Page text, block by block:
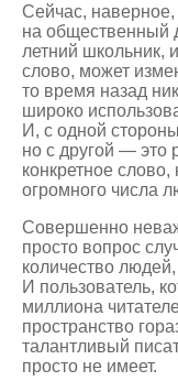
Сейчас,
на общественный
летний школьник,
слово, может
то время назад
широко
И, с одной
но с другой — это
конкретное
огромного числа
Совершенно
просто вопрос
количество
И пользователь,
миллиона
пространство
талантливый
просто не имеет.